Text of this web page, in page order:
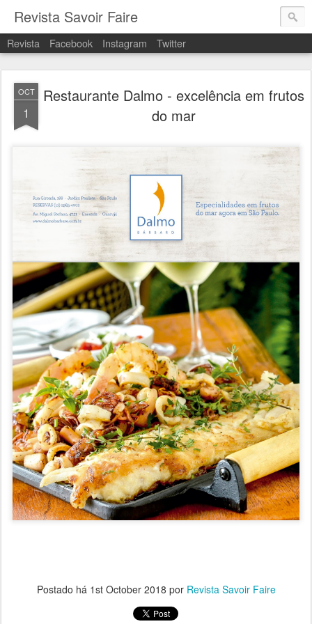
Revista Savoir Faire
Revista Facebook Instagram Twitter
OCT
1
Restaurante Dalmo - excelência em frutos
do mar
Postado há 1st October 2018 por Revista Savoir Faire